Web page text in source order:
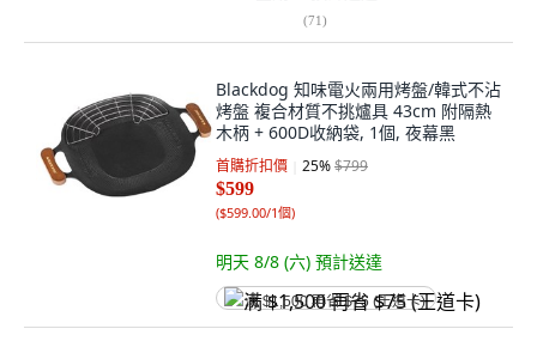
(71)
Blackdog 知味電火兩用烤盤/韓式不沾
烤盤 複合材質不挑爐具 43cm 附隔熱
木柄 + 600D收納袋, 1個, 夜幕黑
首購折扣價 25%$799
$599
($599.00/1個)
明天 8/8 (六) 預計送達
满 $1,500 再省 $75 (王道卡)